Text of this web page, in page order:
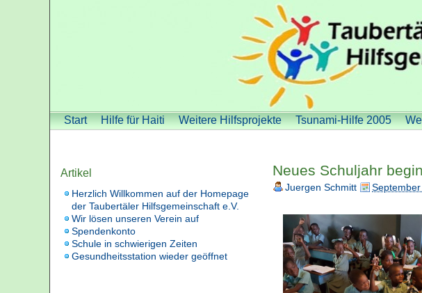
Start Hilfe für Haiti Weitere Hilfsprojekte Tsunami-Hilfe 2005
Neues Schuljahr
Juergen Schmitt
Artikel
Herzlich Willkommen auf der Homepage
der Taubertäler Hilfsgemeinschaft e.V.
Wir lösen unseren Verein auf
Spendenkonto
Schule in schwierigen Zeiten
Gesundheitsstation wieder geöffnet